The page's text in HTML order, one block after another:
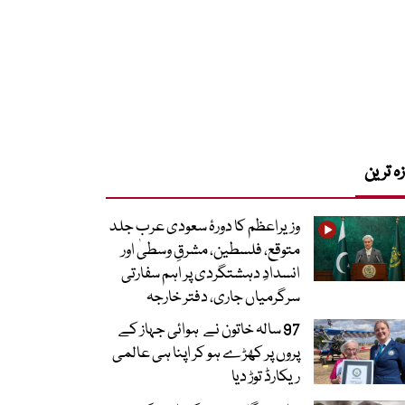
ترین
وزیراعظم کا دورۂ سعودی عرب جلد
متوقع، فلسطین، مشرقِ وسطیٰ اور
انسدادِ دہشتگردی پر اہم سفارتی
سرگرمیاں جاری، دفتر خارجہ
97 سالہ خاتون نے ہوائی جہاز کے
پروں پر کھڑے ہو کر اپنا ہی عالمی
ریکارڈ توڑ دیا